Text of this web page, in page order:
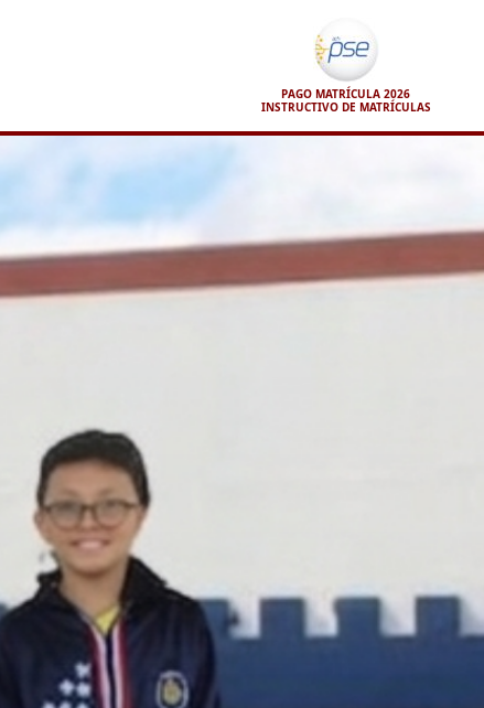
PAGO MATRÍCULA 2026
INSTRUCTIVO DE MATRÍCULAS